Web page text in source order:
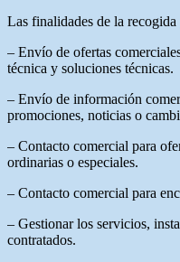
Las finalidades de la
– Envío de ofertas
técnica y soluciones técnicas.
– Envío de información
promociones, noticias o
– Contacto comercial para
ordinarias o especiales.
– Contacto comercial para
– Gestionar los servicios,
contratados.